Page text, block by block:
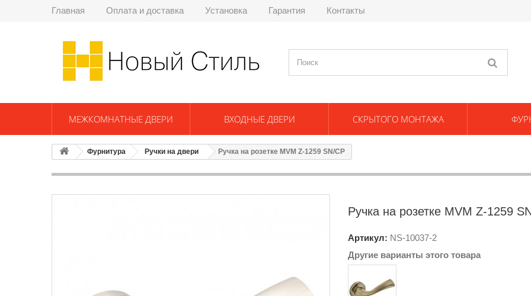
Главная Оплата и доставка Установка Гарантия Контакты
МЕЖКОМНАТНЫЕ ДВЕРИ ВХОДНЫЕ ДВЕРИ СКРЫТОГО МОНТАЖА
Фурнитура Ручки на двери Ручка на розетке MVM Z-1259 SN/CР
Ручка на розетке MVM Z-1259
Артикул: NS-10037-2
Другие варианты этого товара